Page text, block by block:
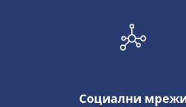
Социални